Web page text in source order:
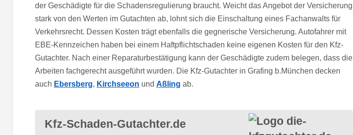
der Geschädigte für die Schadensregulierung braucht. Weicht das Angebot der Versicherung
stark von den Werten im Gutachten ab, lohnt sich die Einschaltung eines Fachanwalts für
Verkehrsrecht. Dessen Kosten trägt ebenfalls die gegnerische Versicherung. Autofahrer mit
EBE-Kennzeichen haben bei einem Haftpflichtschaden keine eigenen Kosten für den Kfz-
Gutachter. Nach einer Reparaturbestätigung kann der Geschädigte zudem belegen, dass die
Arbeiten fachgerecht ausgeführt wurden. Die Kfz-Gutachter in Grafing b.München decken
auch Ebersberg, Kirchseeon und Aßling ab.
Kfz-Schaden-Gutachter.de